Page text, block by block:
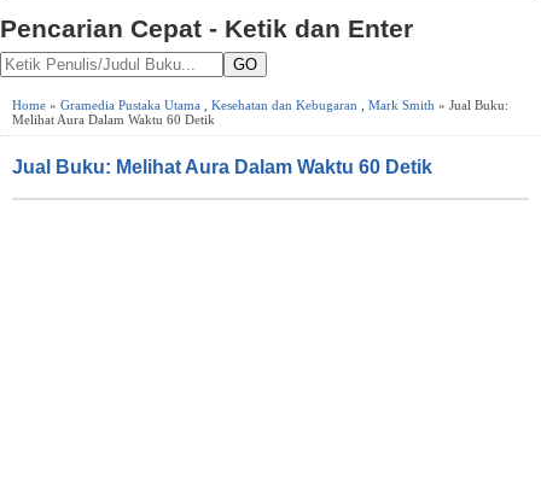
Pencarian Cepat - Ketik dan Enter
GO
Home » Gramedia Pustaka Utama Kesehatan dan Kebugaran Mark Smith » Jual Buku:
Melihat Aura Dalam Waktu 60 Detik
Jual Buku: Melihat Aura Dalam Waktu 60 Detik